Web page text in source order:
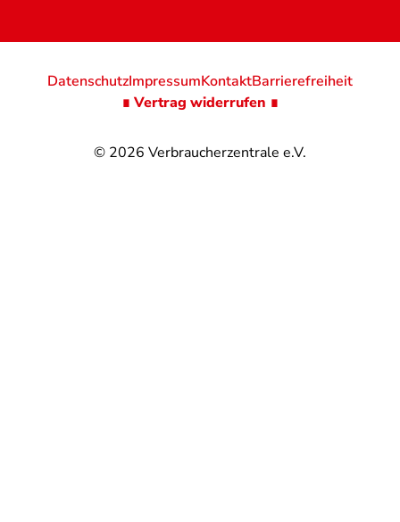
© 2026 Verbraucherzentrale e.V.
DatenschutzImpressumKontaktBarrierefreiheit
∎ Vertrag widerrufen ∎